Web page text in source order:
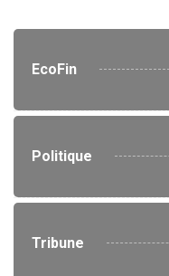
EcoFin
Politique
Tribune